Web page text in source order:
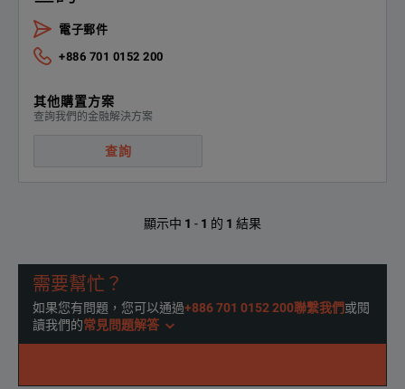
電子郵件
+886 701 0152 200
其他購置方案
查詢我們的金融解決方案
查詢
顯示中 1 - 1 的 1 結果
需要幫忙？
如果您有問題，您可以通過+886 701 0152 200聯繫我們或閱
讀我們的常見問題解答